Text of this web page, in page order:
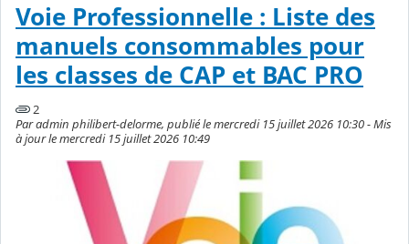
Voie Professionnelle : Liste des
manuels consommables pour
les classes de CAP et BAC PRO
2
Par admin philibert-delorme, publié le mercredi 15 juillet 2026 10:30 - Mis
à jour le mercredi 15 juillet 2026 10:49